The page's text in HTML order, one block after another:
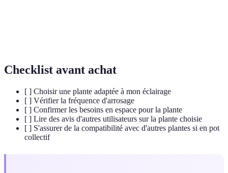
Checklist avant achat
[ ] Choisir une plante adaptée à mon éclairage
[ ] Vérifier la fréquence d'arrosage
[ ] Confirmer les besoins en espace pour la plante
[ ] Lire des avis d'autres utilisateurs sur la plante choisie
[ ] S'assurer de la compatibilité avec d'autres plantes si en pot
collectif